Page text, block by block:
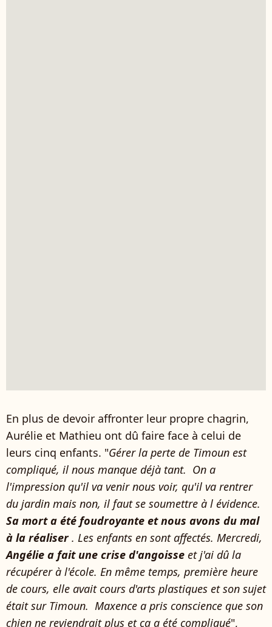
En plus de devoir affronter leur propre chagrin,
Aurélie et Mathieu ont dû faire face à celui de
leurs cinq enfants. "Gérer la perte de Timoun est
compliqué, il nous manque déjà tant. On a
l'impression qu'il va venir nous voir, qu'il va rentrer
du jardin mais non, il faut se soumettre à l évidence.
Sa mort a été foudroyante et nous avons du mal
à la réaliser. Les enfants en sont affectés. Mercredi,
Angélie a fait une crise d'angoisse et j'ai dû la
récupérer à l'école. En même temps, première heure
de cours, elle avait cours d'arts plastiques et son sujet
était sur Timoun. Maxence a pris conscience que son
chien ne reviendrait plus et ça a été compliqué",